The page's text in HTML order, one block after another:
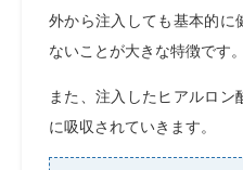
外から注入しても基本的に
ないことが大きな特徴です。
また、注入したヒアルロ
に吸収されていきます。